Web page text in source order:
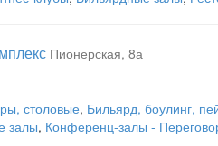
Пионерская, 8а
столовые, Бильярд, боулинг,
залы, Конференц-залы -